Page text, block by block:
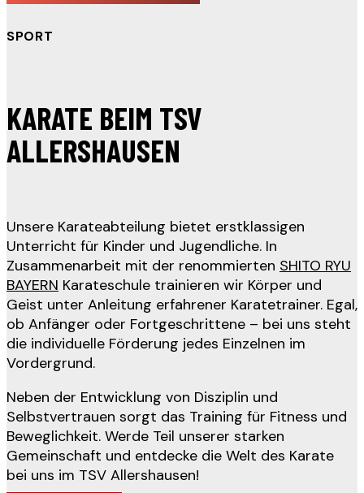
SPORT
KARATE BEIM TSV
ALLERSHAUSEN
Unsere Karateabteilung bietet erstklassigen
Unterricht für Kinder und Jugendliche. In
Zusammenarbeit mit der renommierten SHITO RYU
BAYERN Karateschule trainieren wir Körper und
Geist unter Anleitung erfahrener Karatetrainer. Egal,
ob Anfänger oder Fortgeschrittene – bei uns steht
die individuelle Förderung jedes Einzelnen im
Vordergrund.
Neben der Entwicklung von Disziplin und
Selbstvertrauen sorgt das Training für Fitness und
Beweglichkeit. Werde Teil unserer starken
Gemeinschaft und entdecke die Welt des Karate
bei uns im TSV Allershausen!